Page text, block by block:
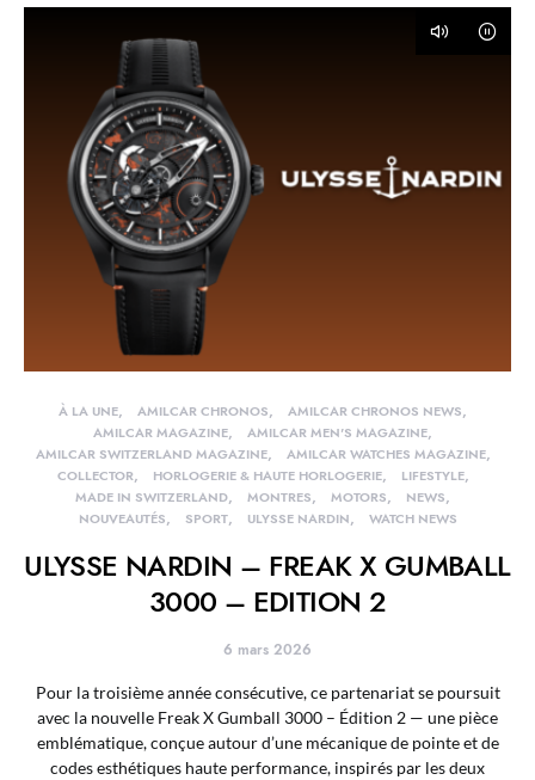
À LA UNE AMILCAR CHRONOS
AMILCAR CHRONOS NEWS
AMILCAR MAGAZINE
AMILCAR MEN'S MAGAZINE
AMILCAR SWITZERLAND MAGAZINE
AMILCAR WATCHES MAGAZINE
COLLECTOR
HORLOGERIE & HAUTE HORLOGERIE
LIFESTYLE
MADE IN SWITZERLAND
MONTRES MOTORS
NEWS
NOUVEAUTÉS
SPORT ULYSSE NARDIN WATCH NEWS
ULYSSE NARDIN – FREAK X GUMBALL
3000 – EDITION 2
6 mars 2026
Pour la troisième année consécutive, ce partenariat se poursuit
avec la nouvelle Freak X Gumball 3000 – Édition 2 — une pièce
emblématique, conçue autour d’une mécanique de pointe et de
codes esthétiques haute performance, inspirés par les deux